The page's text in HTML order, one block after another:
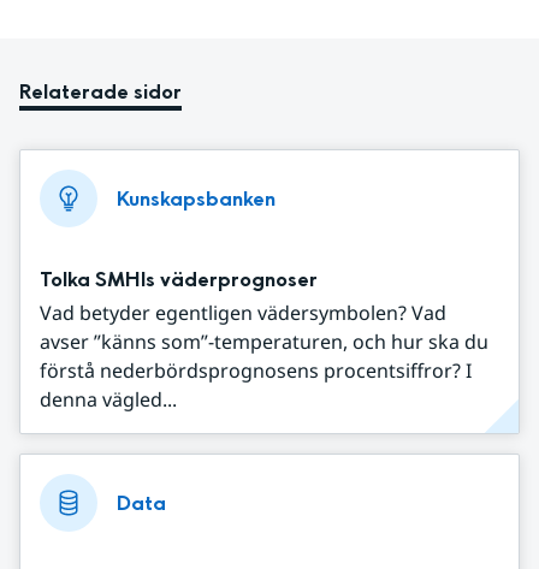
Relaterade sidor
Kunskapsbanken
Tolka SMHIs väderprognoser
Vad betyder egentligen vädersymbolen? Vad
avser ”känns som”-temperaturen, och hur ska du
förstå nederbördsprognosens procentsiffror? I
denna vägled...
Data